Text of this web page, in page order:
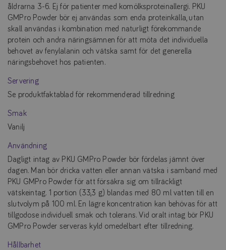
åldrarna 3-6. Ej för patienter med komölksproteinallergi. PKU
GMPro Powder bör ej användas som enda proteinkälla, utan
skall användas i kombination med naturligt förekommande
protein och andra näringsämnen för att möta det individuella
behovet av fenylalanin och vätska samt för det generella
näringsbehovet hos patienten.
Servering
Se produktfaktablad för rekommenderad tillredning
Smak
Vanilj
Användning
Dagligt intag av PKU GMPro Powder bör fördelas jämnt över
dagen. Man bör dricka vatten eller annan vätska i samband med
PKU GMPro Powder för att försäkra sig om tillräckligt
vätskeintag. 1 portion (33,3 g) blandas med 80 ml vatten till en
slutvolym på 100 ml. En lägre koncentration kan behövas för att
tillgodose individuell smak och tolerans. Vid oralt intag bör PKU
GMPro Powder serveras kyld omedelbart efter tillredning.
Hållbarhet